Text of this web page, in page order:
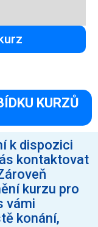
KURZŮ
k dispozici
kontaktovat
kurzu pro
vámi
konání,